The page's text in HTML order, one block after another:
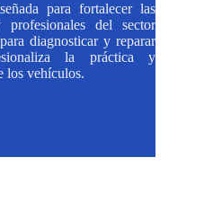
para fortalecer las
del sector
diagnosticar y reparar
la práctica y
los vehículos.